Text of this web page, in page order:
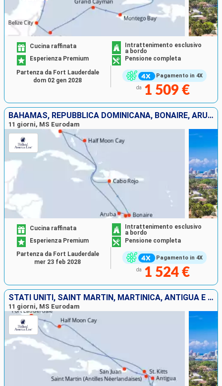
Pagamento in 4X
Cucina raffinata
Intrattenimento esclusivo
a bordo
Esperienza Premium
Pensione completa
da 1 509 €
Partenza da Fort Lauderdale
dom 02 gen 2028
BAHAMAS, REPUBBLICA DOMINICANA, BONAIRE, ARUBA, STATI UNITI
11 giorni, MS Eurodam
Pagamento in 4X
Cucina raffinata
Intrattenimento esclusivo
a bordo
Esperienza Premium
Pensione completa
da 1 524 €
Partenza da Fort Lauderdale
mer 23 feb 2028
STATI UNITI, SAINT MARTIN, MARTINICA, ANTIGUA E BARBUDA, PORTORICO, BAHAMAS
11 giorni, MS Eurodam